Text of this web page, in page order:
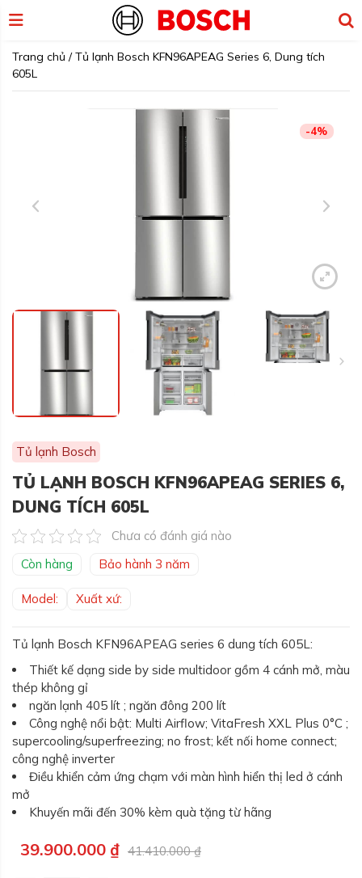
Trang chủ /Tủ lạnh Bosch KFN96APEAG Series 6, Dung tích
605L
-4%
Tủ lạnh Bosch
TỦ LẠNH BOSCH KFN96APEAG SERIES 6,
DUNG TÍCH 605L
Chưa có đánh giá nào
Còn hàng
Bảo hành 3 năm
Model: Xuất xứ:
Tủ lạnh Bosch KFN96APEAG series 6 dung tích 605L:
Thiết kế dạng side by side multidoor gồm 4 cánh mở, màu
thép không gỉ
ngăn lạnh 405 lít ; ngăn đông 200 lít
Công nghệ nổi bật: Multi Airflow; VitaFresh XXL Plus 0°C ;
supercooling/superfreezing; no frost; kết nối home connect;
công nghệ inverter
Điều khiển cảm ứng chạm với màn hình hiển thị led ở cánh
mở
Khuyến mãi đến 30% kèm quà tặng từ hãng
41.410.000₫
Giá
39.900.000 ₫
Giá